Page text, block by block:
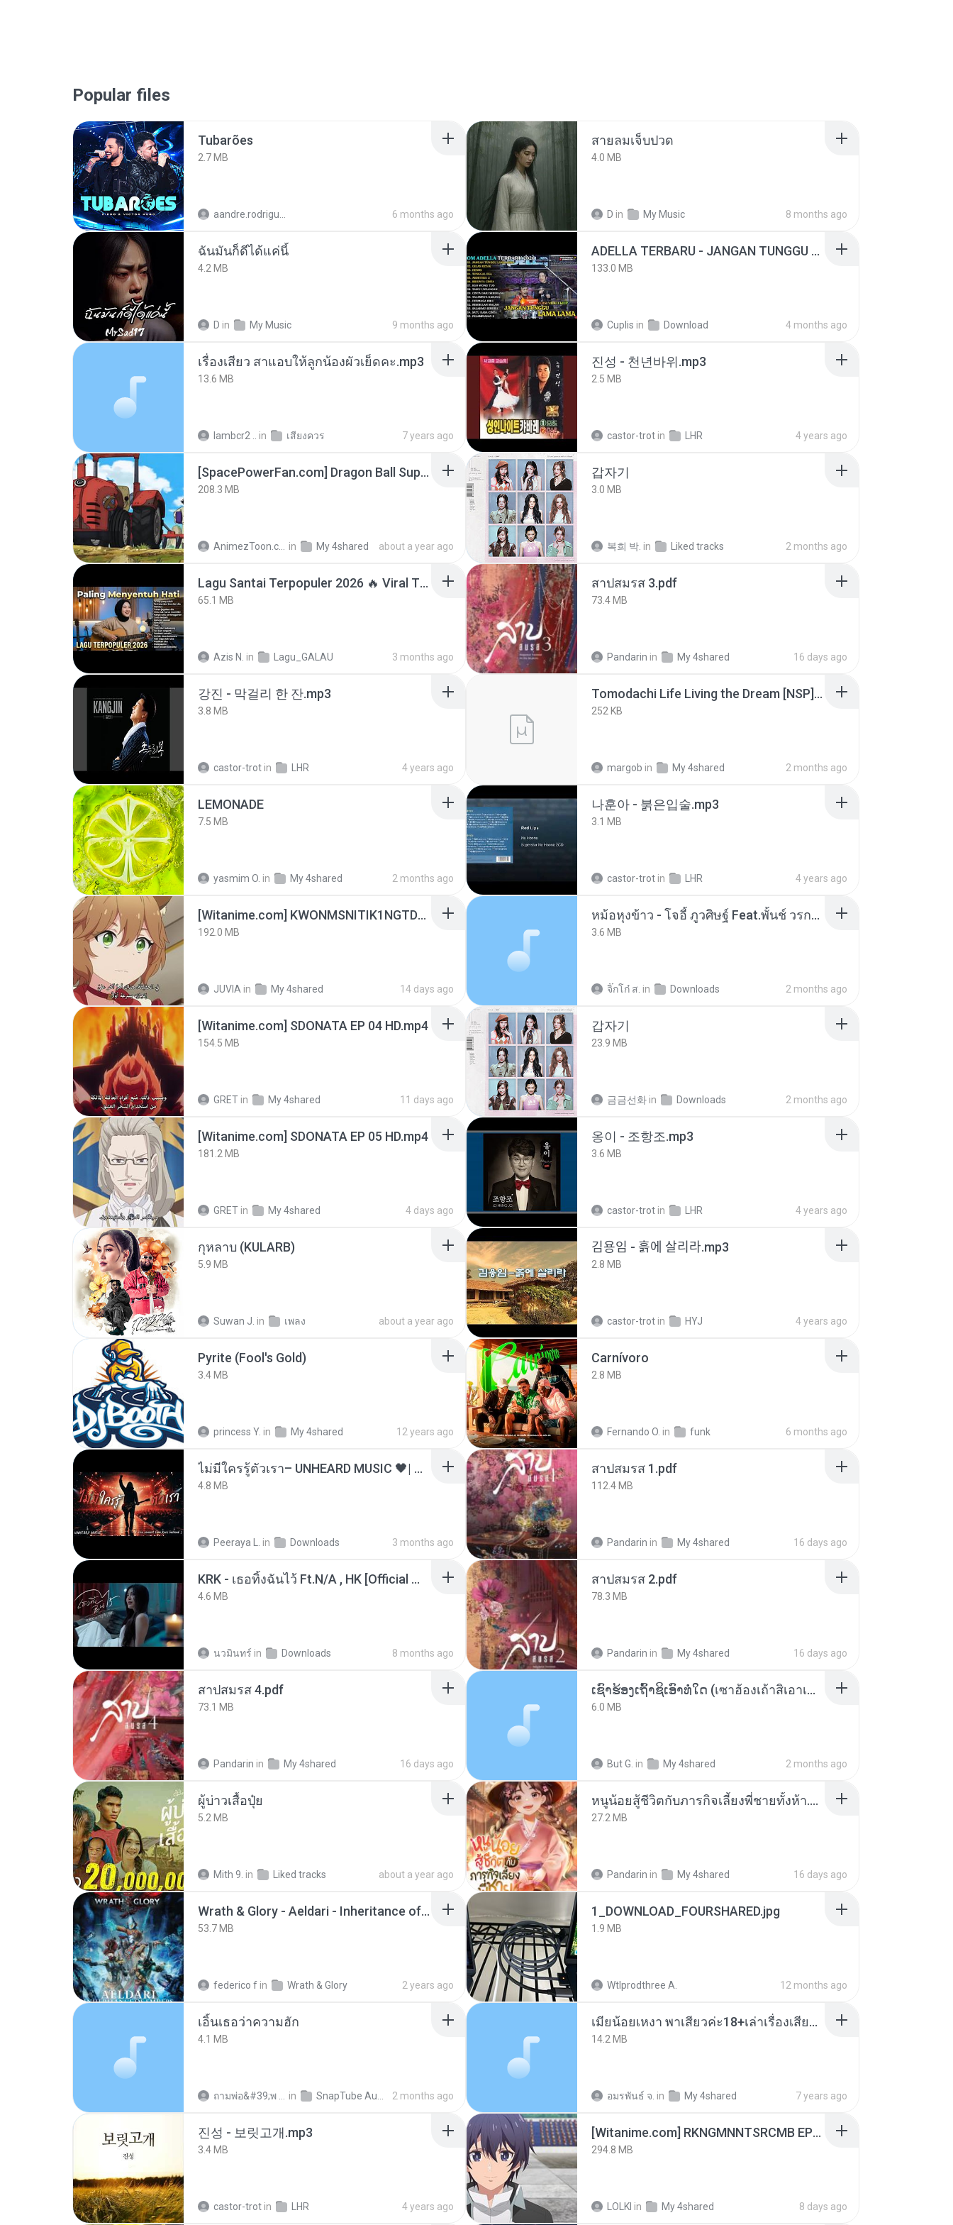
Popular files
Tubarões
2.7 MB
6 months ago
สายลมเจ็บปวด
4.0 MB
D in My Music 8 months ago
ฉันมันก็ดีได้แค่นี้
4.2 MB
D in My Music 9 months ago
ADELLA TERBARU - JANGAN TUNGGU LAMA LAMA - GELAS RETAK - OM ADELLA FULL ALBUM TERBARU 2026
133.0 MB
Cuplis in Download 4 months ago
เรื่องเสียว สาแอบให้ลูกน้องผัวเย็ดคะ.mp3
13.6 MB
lambcr2 .. in เสียงควร 7 years ago
진성 - 천년바위.mp3
2.5 MB
castor-trot in LHR 4 years ago
[SpacePowerFan.com] Dragon Ball Super EP1 480p.mp4
208.3 MB
in My 4shared about a year ago
갑자기
3.0 MB
복희 박. in Liked tracks 2 months ago
Lagu Santai Terpopuler 2026 🔥 Viral TikTok — Lagu Pop Indonesia Terbaru & Paling Hits 2026
65.1 MB
Azis N. in Lagu_GALAU 3 months ago
สาปสมรส 3.pdf
73.4 MB
Pandarin in My 4shared 16 days ago
강진 - 막걸리 한 잔.mp3
3.8 MB
castor-trot in LHR 4 years ago
Tomodachi Life Living the Dream [NSP].torrent
252 KB
margob in My 4shared 2 months ago
LEMONADE
7.5 MB
yasmim O. in My 4shared 2 months ago
나훈아 - 붉은입술.mp3
3.1 MB
castor-trot in LHR 4 years ago
[Witanime.com] KWONMSNITIK1NGTDNN EP 04 HD.mp4
192.0 MB
JUVIA in My 4shared 14 days ago
หม้อหุงข้าว - โจอี้ ภูวศิษฐ์ Feat.พั้นช์ วรกาญจน์-315237.mp3
3.6 MB
จิ๊กโก๋ ส. in Downloads 2 months ago
[Witanime.com] SDONATA EP 04 HD.mp4
154.5 MB
GRET in My 4shared 11 days ago
갑자기
23.9 MB
금금선화 in Downloads 2 months ago
[Witanime.com] SDONATA EP 05 HD.mp4
181.2 MB
GRET in My 4shared 4 days ago
옹이 - 조항조.mp3
3.6 MB
castor-trot in LHR 4 years ago
กุหลาบ (KULARB)
5.9 MB
Suwan J. in เพลง about a year ago
김용임 - 흙에 살리라.mp3
2.8 MB
castor-trot in HYJ 4 years ago
Pyrite (Fool's Gold)
3.4 MB
princess Y. in My 4shared 12 years ago
Carnívoro
2.8 MB
Fernando O. in funk 6 months ago
ไม่มีใครรู้ตัวเรา– UNHEARD MUSIC 🖤| Official Lyric Video | เพลงสู้ชีวิต
4.8 MB
Peeraya L. in Downloads 3 months ago
สาปสมรส 1.pdf
112.4 MB
Pandarin in My 4shared 16 days ago
KRK - เธอทิ้งฉันไว้ Ft.N/A , HK [Official MV]
4.6 MB
นวมินทร์ in Downloads 8 months ago
สาปสมรส 2.pdf
78.3 MB
Pandarin in My 4shared 16 days ago
สาปสมรส 4.pdf
73.1 MB
Pandarin in My 4shared 16 days ago
ເຊົາຮ້ອງເຖົ້າຊິເອົາທໍ່ໃດ (เซาฮ้องเถ้าสิเอาเท่าใด) ບຸນເກີດ ຫນູຫ່ວງ ft. ໂສພາ ຈຸນທະລາ
6.0 MB
But G. in My 4shared 2 months ago
ผู้บ่าวเสื้อปุ๋ย
5.2 MB
Mith 9. in Liked tracks about a year ago
หนูน้อยสู้ชีวิตกับภารกิจเลี้ยงพี่ชายทั้งห้า.pdf
27.2 MB
Pandarin in My 4shared 16 days ago
Wrath & Glory - Aeldari - Inheritance of Embers.pdf
53.7 MB
federico f in Wrath & Glory 2 years ago
1_DOWNLOAD_FOURSHARED.jpg
1.9 MB
Wtlprodthree A. 12 months ago
เอิ้นเธอว่าความฮัก
4.1 MB
in 2 months ago
เมียน้อยเหงา พาเสียวค่ะ18+เล่าเรื่องเสียว.mp3
14.2 MB
อมรพันธ์ จ. in My 4shared 7 years ago
진성 - 보릿고개.mp3
3.4 MB
castor-trot in LHR 4 years ago
[Witanime.com] RKNGMNNTSRCMB EP 06 HD.mp4
294.8 MB
LOLKI in My 4shared 8 days ago